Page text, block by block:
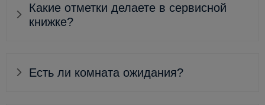
Какие отметки делаете в сервисной
книжке?
Есть ли комната ожидания?